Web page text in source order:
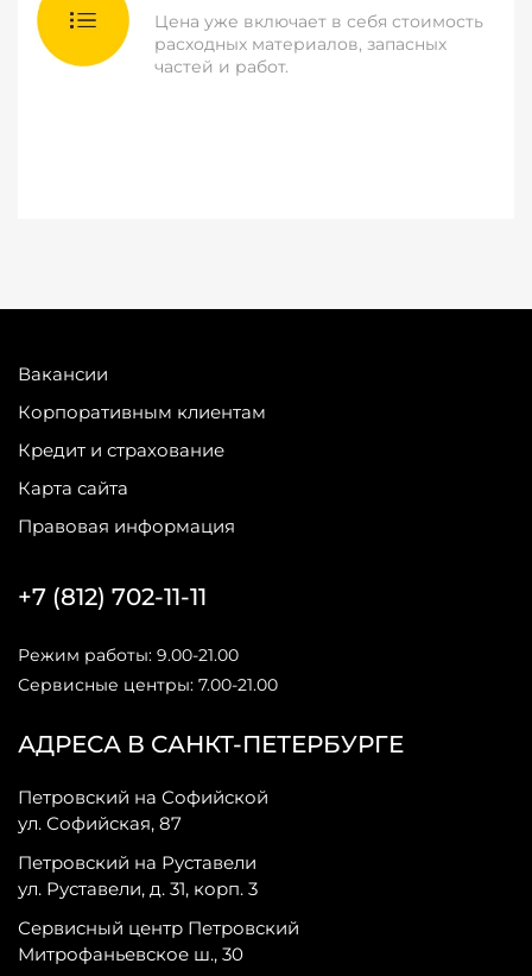
Цена уже включает в себя стоимость
расходных материалов, запасных
частей и работ.
Вакансии
Корпоративным клиентам
Кредит и страхование
Карта сайта
Правовая информация
АДРЕСА В САНКТ-ПЕТЕРБУРГЕ
Петровский на Софийской
ул. Софийская, 87
Петровский на Руставели
ул. Руставели, д. 31, корп. 3
Сервисный центр Петровский
Митрофаньевское ш., 30
+7 (812) 702-11-11
Режим работы: 9.00-21.00
Сервисные центры: 7.00-21.00